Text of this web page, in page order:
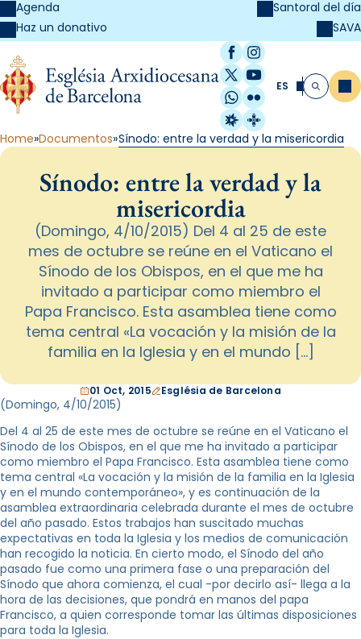
Agenda
Haz un donativo
Santoral del día
SAVA
Facebook
Instagram
X / Twitter
YouTube
WhatsApp
Flickr
Radio Estel
Catalunya
ES Buscar
Home Documentos Sínodo: entre la verdad y la misericordia
Sínodo: entre la verdad y la
misericordia
(Domingo, 4/10/2015) Del 4 al 25 de este
mes de octubre se reúne en el Vaticano el
Sínodo de los Obispos, en el que me ha
invitado a participar como miembro el
Papa Francisco. Esta asamblea tiene como
tema central «La vocación y la misión de la
familia en la Iglesia y en el mundo […]
01 Oct, 2015 Església de Barcelona
(Domingo, 4/10/2015)
Del 4 al 25 de este mes de octubre se reúne en el Vaticano el
Sínodo de los Obispos, en el que me ha invitado a participar
como miembro el Papa Francisco. Esta asamblea tiene como
tema central «La vocación y la misión de la familia en la Iglesia
y en el mundo contemporáneo», y es continuación de la
asamblea extraordinaria celebrada durante el mes de octubre
del año pasado. Estos trabajos han suscitado muchas
expectativas en toda la Iglesia y los medios de comunicación
han recogido la noticia. En cierto modo, el Sínodo del año
pasado fue como una primera fase o una preparación del
Sínodo que ahora comienza, el cual -por decirlo así- llega a la
hora de las decisiones, que pondrá en manos del papa
Francisco, a quien corresponde tomar las últimas disposiciones
para toda la Iglesia.